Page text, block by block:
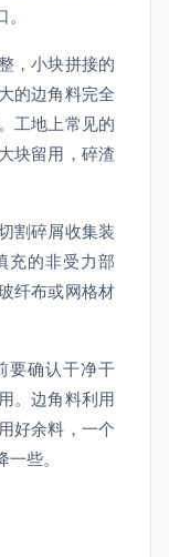
，小块拼接的
的边角料完全
工地上常见的
块留用，碎渣
割碎屑收集装
充的非受力部
纤布或网格材
要确认干净干
。边角料利用
好余料，一个
些。